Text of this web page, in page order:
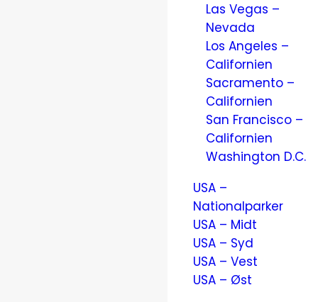
Las Vegas –
Nevada
Los Angeles –
Californien
Sacramento –
Californien
San Francisco –
Californien
Washington D.C.
USA –
Nationalparker
USA – Midt
USA – Syd
USA – Vest
USA – Øst